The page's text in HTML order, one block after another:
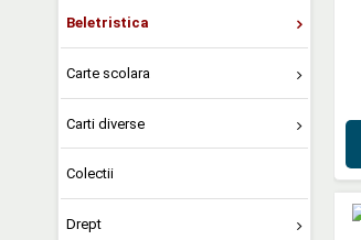
Beletristica
Carte scolara
Carti diverse
Colectii
Drept